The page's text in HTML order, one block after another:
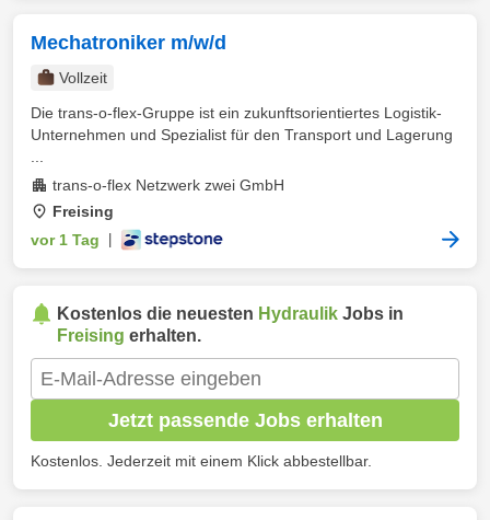
Mechatroniker m/w/d
Vollzeit
Die trans-o-flex-Gruppe ist ein zukunftsorientiertes Logistik-
Unternehmen und Spezialist für den Transport und Lagerung
trans-o-flex Netzwerk zwei GmbH
Freising
vor 1 Tag
Kostenlos die neuesten Hydraulik Jobs in
Freising erhalten.
Jetzt passende Jobs erhalten
Kostenlos. Jederzeit mit einem Klick abbestellbar.